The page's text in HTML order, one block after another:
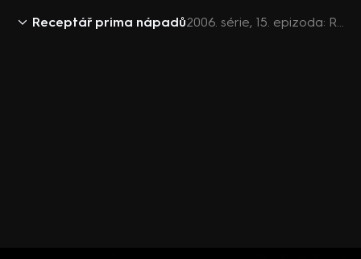
Receptář prima nápadů 2006. série, 15. epizoda: Receptář prima nápadů 2006 (15)